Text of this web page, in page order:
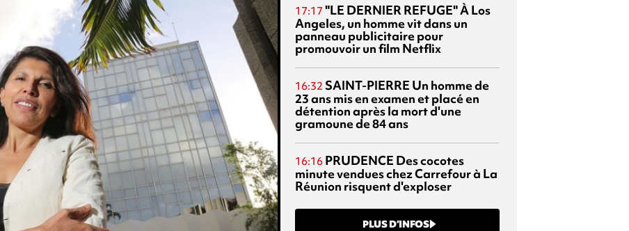
17:17 "LE DERNIER REFUGE"À Los
Angeles, un homme vit dans un
panneau publicitaire pour
promouvoir un film Netflix
16:32 SAINT-PIERRE Un homme de
23 ans mis en examen et placé en
détention après la mort d'une
gramoune de 84 ans
16:16 PRUDENCE Des cocotes
minute vendues chez Carrefour à La
Réunion risquent d'exploser
PLUS D’INFOS